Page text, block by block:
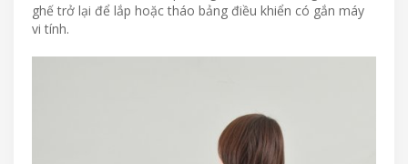
ghế trở lại để lắp hoặc tháo bảng điều khiển có gắn máy
vi tính.